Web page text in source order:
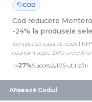
COD
Cod reducere
-24% la produsele
Echipează casa cu codul
economisește 24% la
mobilier și articole pentru
Monterocenter
27%Succes 105 utilizări
Afișează Codul